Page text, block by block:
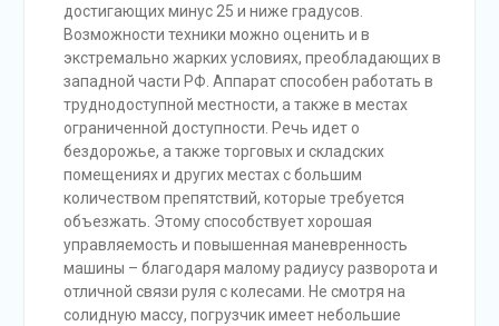
достигающих минус 25 и ниже градусов.
Возможности техники можно оценить и в
экстремально жарких условиях, преобладающих в
западной части РФ. Аппарат способен работать в
труднодоступной местности, а также в местах
ограниченной доступности. Речь идет о
бездорожье, а также торговых и складских
помещениях и других местах с большим
количеством препятствий, которые требуется
объезжать. Этому способствует хорошая
управляемость и повышенная маневренность
машины – благодаря малому радиусу разворота и
отличной связи руля с колесами. Не смотря на
солидную массу, погрузчик имеет небольшие